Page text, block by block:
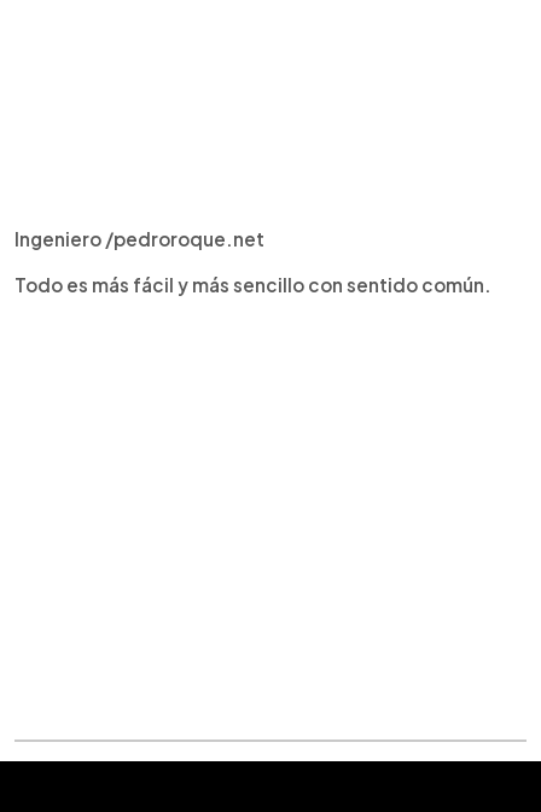
Ingeniero /pedroroque.net
Todo es más fácil y más sencillo con sentido común.